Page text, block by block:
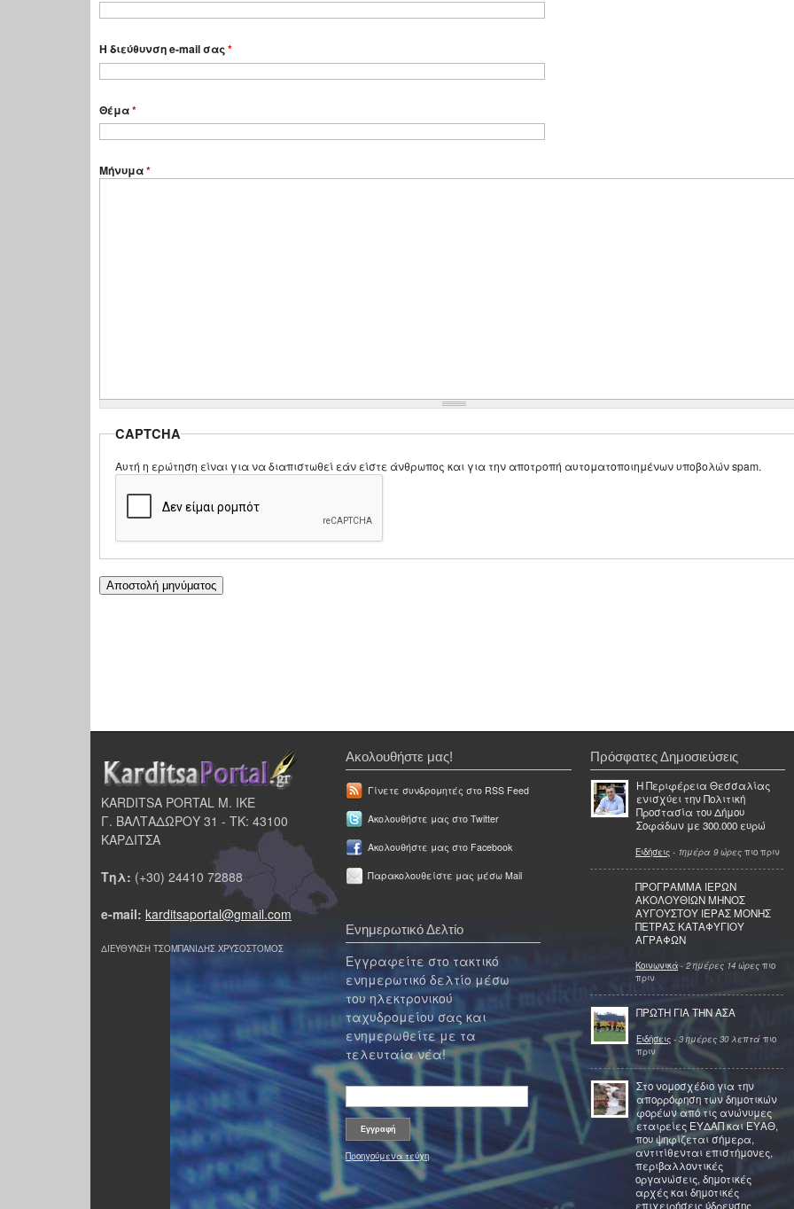
Η διεύθυνση e-mail σας*
Θέμα*
Μήνυμα*
CAPTCHA
Αυτή η ερώτηση είναι για να διαπιστωθεί εάν είστε άνθρωπος και για την αποτροπή αυτοματοποιημένων υποβολών spam.
KARDITSA PORTAL Μ. ΙΚΕ
Γ. ΒΑΛΤΑΔΩΡΟΥ 31 - ΤΚ: 43100
ΚΑΡΔΙΤΣΑ
Τηλ: (+30) 24410 72888
e-mail: karditsaportal@gmail.com
ΔΙΕΥΘΥΝΣΗ ΤΣΟΜΠΑΝΙΔΗΣ ΧΡΥΣΟΣΤΟΜΟΣ
Ακολουθήστε μας!
Γίνετε συνδρομητές στο RSS Feed
Ακολουθήστε μας στο Twitter
Ακολουθήστε μας στο Facebook
Παρακολουθείστε μας μέσω Mail
Ενημερωτικό Δελτίο
Εγγραφείτε στο τακτικό
ενημερωτικό δελτίο μέσω
του ηλεκτρονικού
ταχυδρομείου σας και
ενημερωθείτε με τα
τελευταία νέα!
Προηγούμενα τεύχη
Πρόσφατες Δημοσιεύσεις
Η Περιφέρεια Θεσσαλίας
ενισχύει την Πολιτική
Προστασία του Δήμου
Σοφάδων με 300.000 ευρώ
Ειδήσεις - 1ημέρα 9 ώρες πιο πριν
ΠΡΟΓΡΑΜΜΑ ΙΕΡΩΝ
ΑΚΟΛΟΥΘΙΩΝ ΜΗΝΟΣ
ΑΥΓΟΥΣΤΟΥ ΙΕΡΑΣ ΜΟΝΗΣ
ΠΕΤΡΑΣ ΚΑΤΑΦΥΓΙΟΥ
ΑΓΡΑΦΩΝ
Κοινωνικά - 2 ημέρες 14 ώρες πιο
πριν
ΠΡΩΤΗ ΓΙΑ ΤΗΝ ΑΣΑ
Ειδήσεις - 3 ημέρες 30 λεπτά πιο
πριν
Στο νομοσχέδιο για την
απορρόφηση των δημοτικών
φορέων από τις ανώνυμες
εταιρείες ΕΥΔΑΠ και ΕΥΑΘ,
που ψηφίζεται σήμερα,
αντιτίθενται επιστήμονες,
περιβαλλοντικές
οργανώσεις, δημοτικές
αρχές και δημοτικές
επιχειρήσεις ύδρευσης